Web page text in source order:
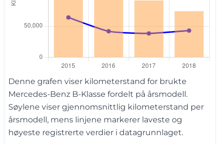
Denne grafen viser kilometerstand for brukte
Mercedes-Benz B-Klasse fordelt på årsmodell.
Søylene viser gjennomsnittlig kilometerstand per
årsmodell, mens linjene markerer laveste og
høyeste registrerte verdier i datagrunnlaget.